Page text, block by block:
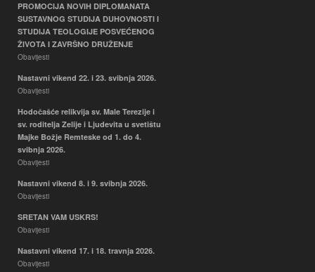
PROMOCIJA NOVIH DIPLOMANATA
SUSTAVNOG STUDIJA DUHOVNOSTI I
STUDIJA TEOLOGIJE POSVEĆENOG
ŽIVOTA I ZAVRŠNO DRUŽENJE
Obavijesti
Nastavni vikend 22. i 23. svibnja 2026.
Obavijesti
Hodočašće relikvija sv. Male Terezije i
sv. roditelja Zelije i Ljudevita u svetištu
Majke Božje Remteske od 1. do 4.
svibnja 2026.
Obavijesti
Nastavni vikend 8. i 9. svibnja 2026.
Obavijesti
SRETAN VAM USKRS!
Obavijesti
Nastavni vikend 17. i 18. travnja 2026.
Obavijesti